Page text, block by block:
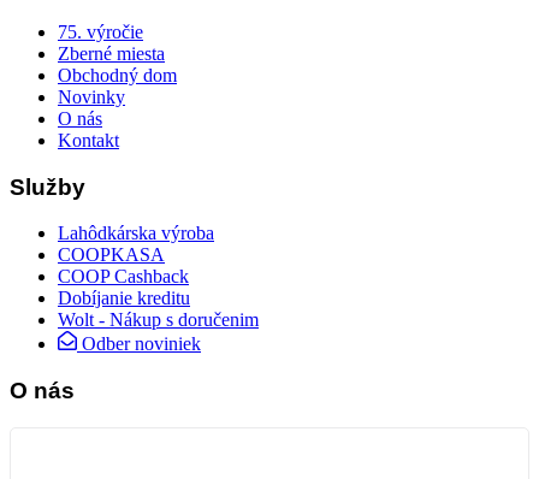
75. výročie
Zberné miesta
Obchodný dom
Novinky
O nás
Kontakt
Služby
Lahôdkárska výroba
COOPKASA
COOP Cashback
Dobíjanie kreditu
Wolt - Nákup s doručenim
Odber noviniek
O nás